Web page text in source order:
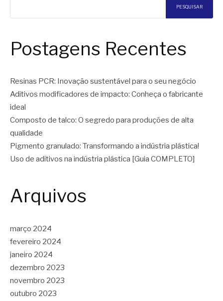
PESQUISAR
Postagens Recentes
Resinas PCR: Inovação sustentável para o seu negócio
Aditivos modificadores de impacto: Conheça o fabricante
ideal
Composto de talco: O segredo para produções de alta
qualidade
Pigmento granulado: Transformando a indústria plástica!
Uso de aditivos na indústria plástica [Guia COMPLETO]
Arquivos
março 2024
fevereiro 2024
janeiro 2024
dezembro 2023
novembro 2023
outubro 2023